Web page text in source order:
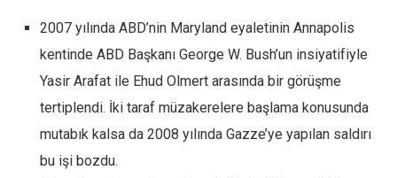
2007 yılında ABD’nin Maryland eyaletinin Annapolis
kentinde ABD Başkanı George W. Bush’un insiyatifiyle
Yasir Arafat ile Ehud Olmert arasında bir görüşme
tertiplendi. İki taraf müzakerelere başlama konusunda
mutabık kalsa da 2008 yılında Gazze’ye yapılan saldırı
bu işi bozdu.